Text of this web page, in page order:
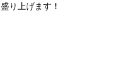
り上げます！